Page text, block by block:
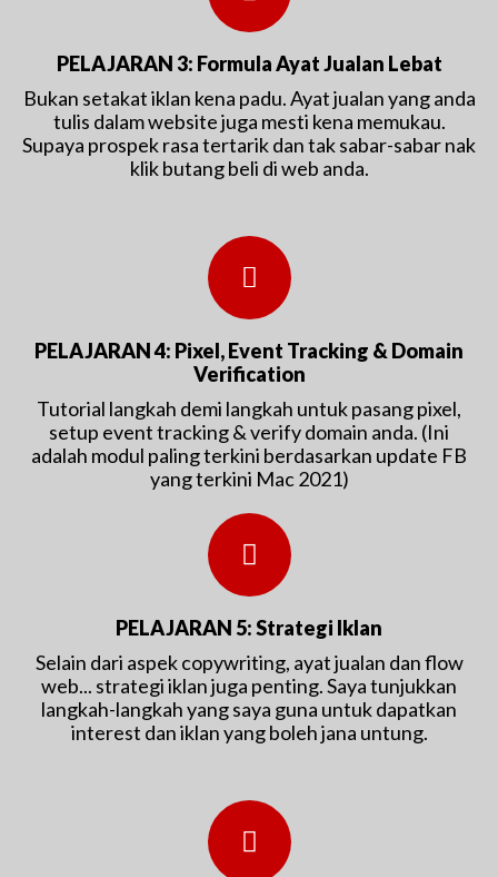
PELAJARAN 3: Formula Ayat Jualan Lebat
Bukan setakat iklan kena padu. Ayat jualan yang anda
tulis dalam website juga mesti kena memukau.
Supaya prospek rasa tertarik dan tak sabar-sabar nak
klik butang beli di web anda.
PELAJARAN 4: Pixel, Event Tracking & Domain
Verification
Tutorial langkah demi langkah untuk pasang pixel,
setup event tracking & verify domain anda. (Ini
adalah modul paling terkini berdasarkan update FB
yang terkini Mac 2021)
PELAJARAN 5: Strategi Iklan
Selain dari aspek copywriting, ayat jualan dan flow
web... strategi iklan juga penting. Saya tunjukkan
langkah-langkah yang saya guna untuk dapatkan
interest dan iklan yang boleh jana untung.